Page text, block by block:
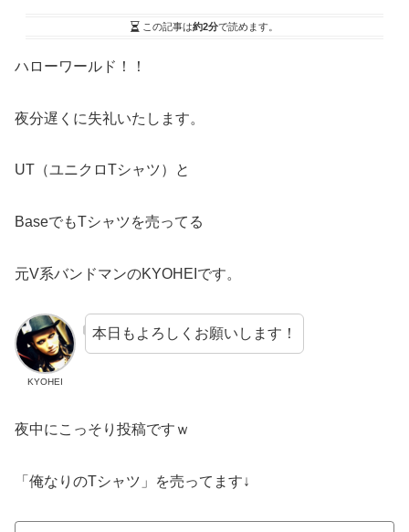
この記事は約2分で読めます。
ハローワールド！！
夜分遅くに失礼いたします。
UT（ユニクロTシャツ）と
BaseでもTシャツを売ってる
元V系バンドマンのKYOHEIです。
KYOHEI
本日もよろしくお願いします！
夜中にこっそり投稿ですｗ
「俺なりのTシャツ」を売ってます↓